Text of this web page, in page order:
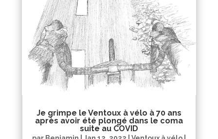
Je grimpe le Ventoux à vélo à 70 ans
après avoir été plongé dans le coma
suite au COVID